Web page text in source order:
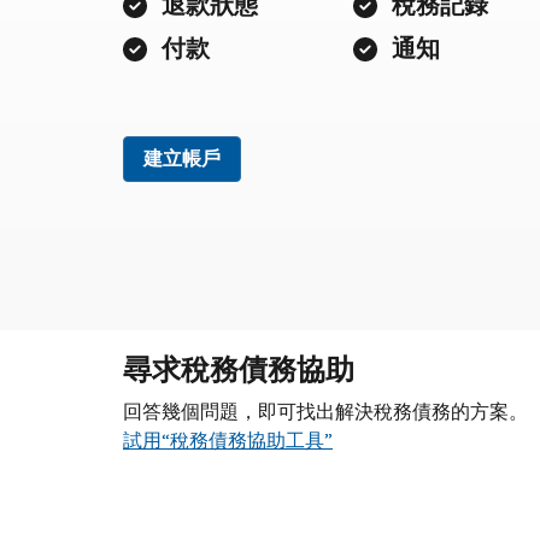
付款
通知
建立帳戶
尋求稅務債務協助
回答幾個問題，即可找出解決稅務債務的方案。
試用“稅務債務協助工具”